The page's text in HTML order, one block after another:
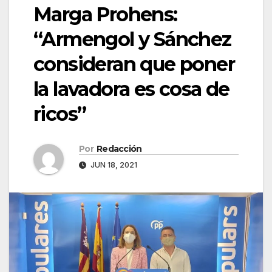
Marga Prohens:
“Armengol y Sánchez
consideran que poner
la lavadora es cosa de
ricos”
Por Redacción
JUN 18, 2021